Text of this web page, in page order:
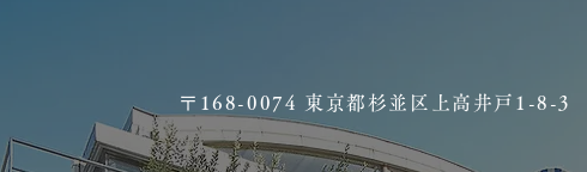
​〒168-0074 東京都杉並区上高井戸1-8-3